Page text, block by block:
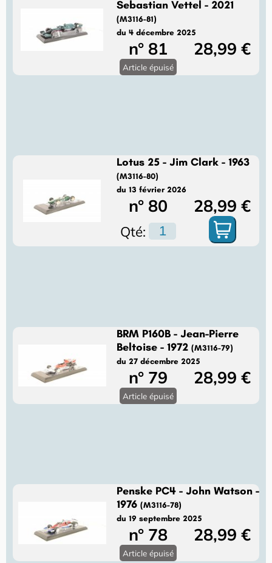
Sebastian Vettel - 2021
(M3116-81)
du 4 décembre 2025
n° 81 28,99 €
Article épuisé
Lotus 25 - Jim Clark - 1963
(M3116-80)
du 13 février 2026
n° 80 28,99 €
Qté:
BRM P160B - Jean-Pierre
Beltoise - 1972(M3116-79)
du 27 décembre 2025
n° 79 28,99 €
Article épuisé
Penske PC4 - John Watson -
1976(M3116-78)
du 19 septembre 2025
n° 78 28,99 €
Article épuisé